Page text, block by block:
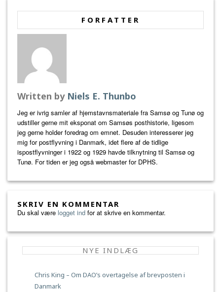
FORFATTER
Written by Niels E. Thunbo
Jeg er ivrig samler af hjemstavnsmateriale fra Samsø og Tunø og
udstiller gerne mit eksponat om Samsøs posthistorie, ligesom
jeg gerne holder foredrag om emnet. Desuden interesserer jeg
mig for postflyvning i Danmark, idet flere af de tidlige
ispostflyvninger i 1922 og 1929 havde tilknytning til Samsø og
Tunø. For tiden er jeg også webmaster for DPHS.
SKRIV EN KOMMENTAR
Du skal være logget ind for at skrive en kommentar.
NYE INDLÆG
Chris King – Om DAO’s overtagelse af brevposten i
Danmark